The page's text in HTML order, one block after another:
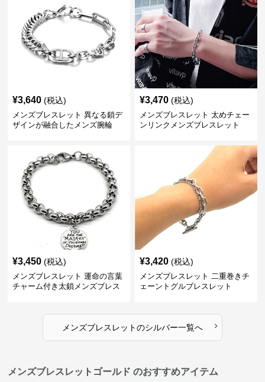
¥3,640 (税込)
メンズブレスレット 異なる鎖デ
ザインが融合したメンズ腕輪
¥3,470 (税込)
メンズブレスレット 太めチェー
ンリンクメンズブレスレット
¥3,450 (税込)
メンズブレスレット 運命の言葉
チャーム付き太鎖メンズブレス
¥3,420 (税込)
メンズブレスレット 二重巻きチ
ェーントグルブレスレット
メンズブレスレットのシルバー一覧へ ›
メンズブレスレットゴールド のおすすめアイテム